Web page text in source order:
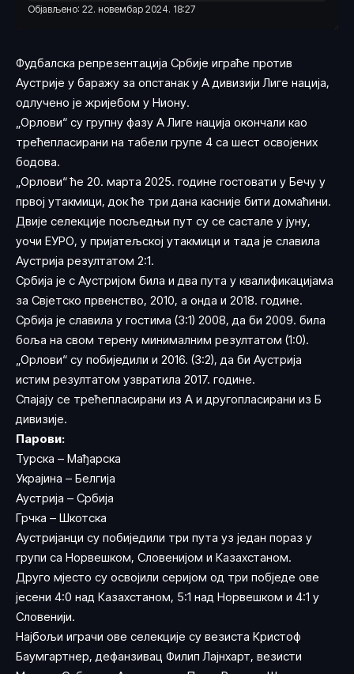
Објављено: 22. новембар 2024. 18:27
Фудбалска репрезентација Србије играће против
Аустрије у баражу за опстанак у А дивизији Лиге нација,
одлучено је жријебом у Ниону.
„Орлови“ су групну фазу А Лиге нација окончали као
трећепласирани на табели групе 4 са шест освојених
бодова.
„Орлови“ ће 20. марта 2025. године гостовати у Бечу у
првој утакмици, док ће три дана касније бити домаћини.
Двије селекције посљедњи пут су се састале у јуну,
уочи ЕУРО, у пријатељској утакмици и тада је славила
Аустрија резултатом 2:1.
Србија је с Аустријом била и два пута у квалификацијама
за Свјетско првенство, 2010, а онда и 2018. године.
Србија је славила у гостима (3:1) 2008, да би 2009. била
боља на свом терену минималним резултатом (1:0).
„Орлови“ су побиједили и 2016. (3:2), да би Аустрија
истим резултатом узвратила 2017. године.
Спајају се трећепласирани из А и другопласирани из Б
дивизије.
Парови:
Турска – Мађарска
Украјина – Белгија
Аустрија – Србија
Грчка – Шкотска
Аустријанци су побиједили три пута уз један пораз у
групи са Норвешком, Словенијом и Казахстаном.
Друго мјесто су освојили серијом од три побједе ове
јесени 4:0 над Казахстаном, 5:1 над Норвешком и 4:1 у
Словенији.
Најбољи играчи ове селекције су везиста Кристоф
Баумгартнер, дефанзивац Филип Лајнхарт, везисти